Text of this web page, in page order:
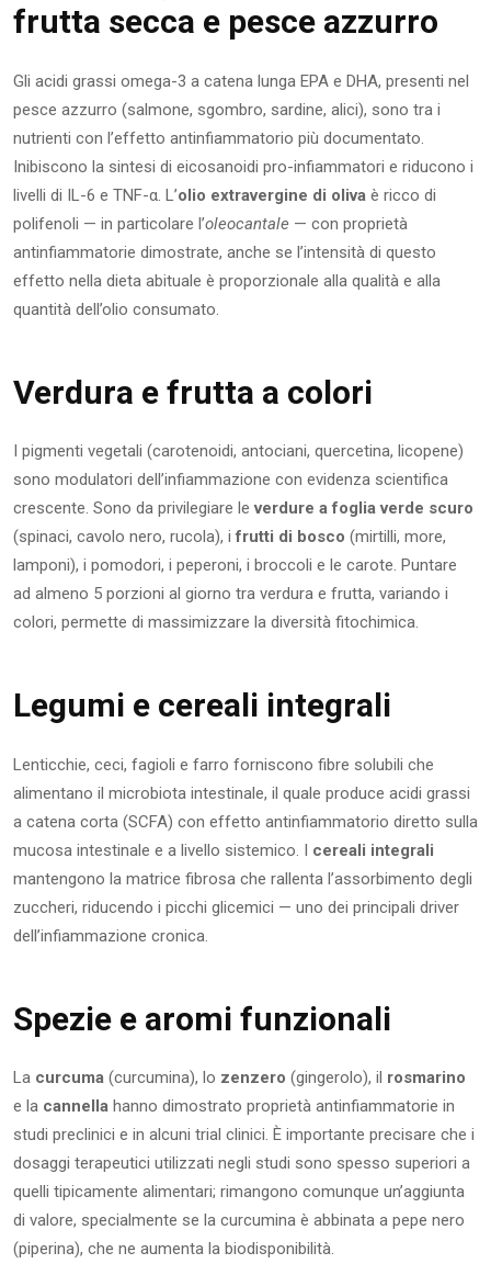
frutta secca e pesce azzurro
Gli acidi grassi omega-3 a catena lunga EPA e DHA, presenti nel
pesce azzurro (salmone, sgombro, sardine, alici), sono tra i
nutrienti con l’effetto antinfiammatorio più documentato.
Inibiscono la sintesi di eicosanoidi pro-infiammatori e riducono i
livelli di IL-6 e TNF-α. L’olio extravergine di oliva è ricco di
polifenoli — in particolare l’oleocantale — con proprietà
antinfiammatorie dimostrate, anche se l’intensità di questo
effetto nella dieta abituale è proporzionale alla qualità e alla
quantità dell’olio consumato.
Verdura e frutta a colori
I pigmenti vegetali (carotenoidi, antociani, quercetina, licopene)
sono modulatori dell’infiammazione con evidenza scientifica
crescente. Sono da privilegiare leverdure a foglia verde scuro
(spinaci, cavolo nero, rucola), ifrutti di bosco (mirtilli, more,
lamponi), i pomodori, i peperoni, i broccoli e le carote. Puntare
ad almeno 5 porzioni al giorno tra verdura e frutta, variando i
colori, permette di massimizzare la diversità fitochimica.
Legumi e cereali integrali
Lenticchie, ceci, fagioli e farro forniscono fibre solubili che
alimentano il microbiota intestinale, il quale produce acidi grassi
a catena corta (SCFA) con effetto antinfiammatorio diretto sulla
mucosa intestinale e a livello sistemico. I cereali integrali
mantengono la matrice fibrosa che rallenta l’assorbimento degli
zuccheri, riducendo i picchi glicemici — uno dei principali driver
dell’infiammazione cronica.
Spezie e aromi funzionali
La curcuma (curcumina), lo zenzero (gingerolo), il rosmarino
e la cannella hanno dimostrato proprietà antinfiammatorie in
studi preclinici e in alcuni trial clinici. È importante precisare che i
dosaggi terapeutici utilizzati negli studi sono spesso superiori a
quelli tipicamente alimentari; rimangono comunque un’aggiunta
di valore, specialmente se la curcumina è abbinata a pepe nero
(piperina), che ne aumenta la biodisponibilità.